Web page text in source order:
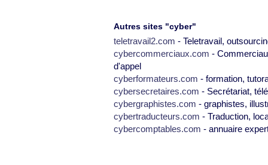
Autres sites "cyber"
teletravail2.com - Teletravail,
cybercommerciaux.com -
d'appel
cyberformateurs.com - formation,
cybersecretaires.com - Secrétariat,
cybergraphistes.com - graphistes,
cybertraducteurs.com - Traduction,
cybercomptables.com - annuaire